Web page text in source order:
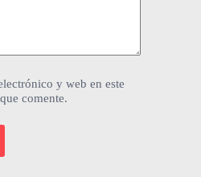
y web en este
comente.